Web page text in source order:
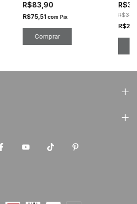
R$83,90
R$75,51 com Pix
Comprar